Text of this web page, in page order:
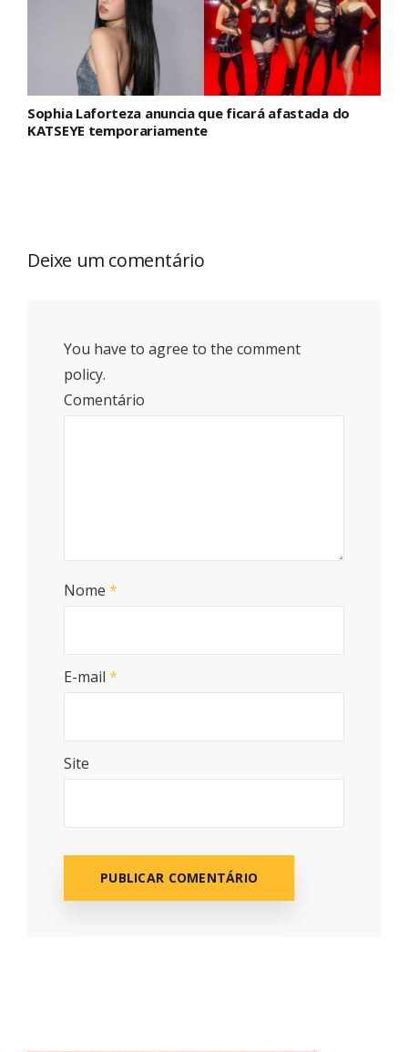
Sophia Laforteza anuncia que ficará afastada do
KATSEYE temporariamente
Deixe um comentário
You have to agree to the comment
policy.
Comentário
Nome *
E-mail *
Site